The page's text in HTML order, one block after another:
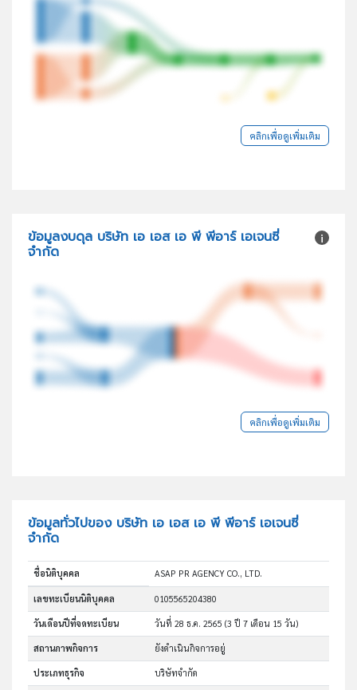
คลิกเพื่อดูเพิ่มเติม
ข้อมูลงบดุล บริษัท เอ เอส เอ พี พีอาร์ เอเจนซี่
จำกัด
คลิกเพื่อดูเพิ่มเติม
ข้อมูลทั่วไปของ บริษัท เอ เอส เอ พี พีอาร์ เอเจนซี่
จำกัด
ชื่อนิติบุคคล ASAP PR AGENCY CO., LTD.
เลขทะเบียนนิติบุคคล 0105565204380
วันเดือนปีที่จดทะเบียน วันที่ 28 ธ.ค. 2565(3 ปี 7 เดือน 15 วัน)
สถานภาพกิจการ ยังดำเนินกิจการอยู่
ประเภทธุรกิจ บริษัทจำกัด